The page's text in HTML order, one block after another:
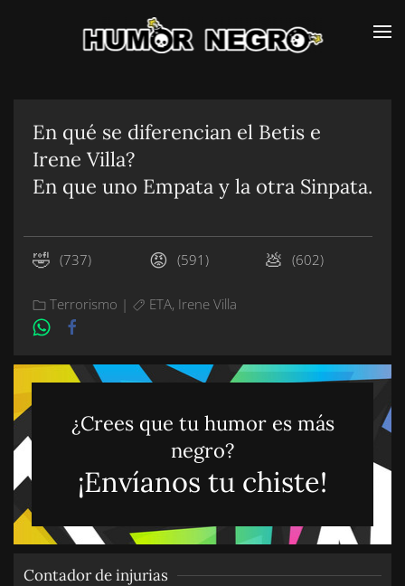
En qué se diferencian el Betis e
Irene Villa?
En que uno Empata y la otra Sinpata.
🤣 (737) 😡 (591) 💩 (602)
Terrorismo | ETA, Irene Villa
¿Crees que tu humor es más
negro?
¡Envíanos tu chiste!
Contador de injurias